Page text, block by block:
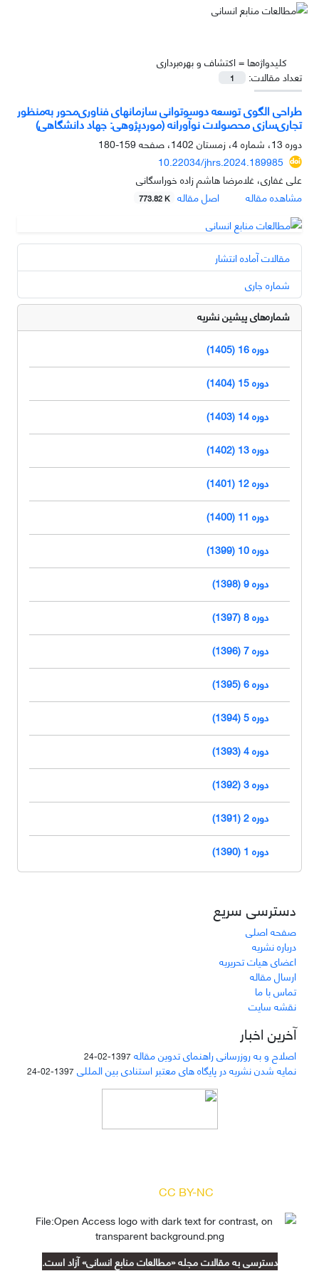
کلیدواژه‌ها =اکتشاف و بهره‌برداری
تعداد مقالات:
1
طراحی الگوی توسعه دوسوتوانی سازمان‏های فناوری‌محور به‌منظور
تجاری‌سازی محصولات نوآورانه (موردپژوهی: جهاد دانشگاهی)
دوره 13، شماره 4، زمستان 1402، صفحه
159-180
10.22034/jhrs.2024.189985
علی غفاری، غلامرضا هاشم زاده خوراسگانی
مشاهده مقاله
اصل مقاله 773.82 K
مقالات آماده انتشار
شماره جاری
شماره‌های پیشین نشریه
دوره 16 (1405)
دوره 15 (1404)
دوره 14 (1403)
دوره 13 (1402)
دوره 12 (1401)
دوره 11 (1400)
دوره 10 (1399)
دوره 9 (1398)
دوره 8 (1397)
دوره 7 (1396)
دوره 6 (1395)
دوره 5 (1394)
دوره 4 (1393)
دوره 3 (1392)
دوره 2 (1391)
دوره 1 (1390)
دسترسی سریع
صفحه اصلی
درباره نشریه
اعضای هیات تحریریه
ارسال مقاله
تماس با ما
نقشه سایت
آخرین اخبار
اصلاح و به روزرسانی راهنمای تدوین مقاله 1397-02-24
نمایه شدن نشریه در پایگاه های معتبر استنادی بین المللی 1397-02-24
CC BY-NC
دسترسی به مقالات مجله «مطالعات منابع انسانی» آزاد است.